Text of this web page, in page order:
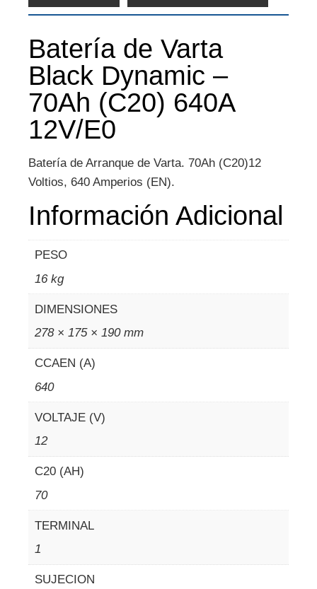
Batería de Varta
Black Dynamic –
70Ah (C20) 640A
12V/E0
Batería de Arranque de Varta. 70Ah (C20)12
Voltios, 640 Amperios (EN).
Información Adicional
PESO
16 kg
DIMENSIONES
278 × 175 × 190 mm
CCAEN (A)
640
VOLTAJE (V)
12
C20 (AH)
70
TERMINAL
1
SUJECION